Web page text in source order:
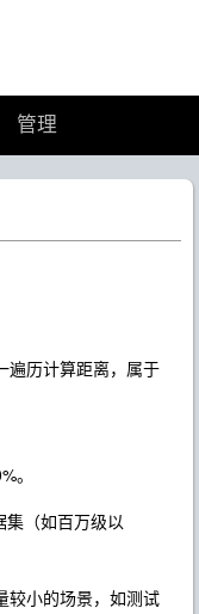
管理
遍历计算距离，属于
。
（如百万级以
较小的场景，如测试